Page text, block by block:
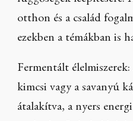
otthon és a család
ezekben a témákban is
Fermentált
kimcsi vagy a savanyú
átalakítva, a nyers